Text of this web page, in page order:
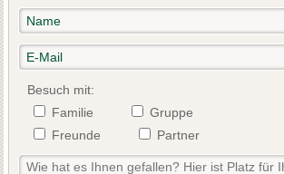
Besuch mit:
Familie
Gruppe
Freunde
Partner